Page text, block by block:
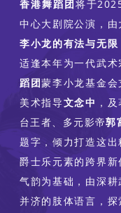
香港舞蹈团将于
中心大剧院公演，
李小龙的有法与无限
适逢本年为一代武
蹈团蒙李小龙基金
美术指导文念中 ，
台王者、多元影帝郭
题字，倾力打造这
爵士乐元素的跨界
气韵为基础，由深
并济的肢体语言，探